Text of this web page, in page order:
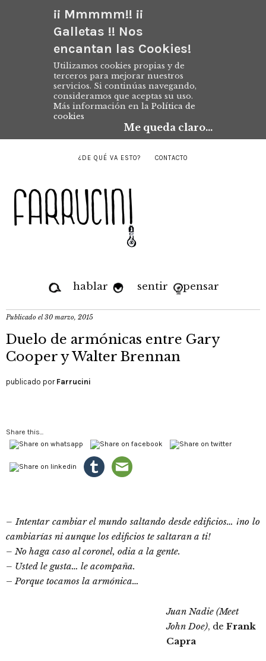
¡¡ Mmmmm!! ¡¡
Galletas !! Nos
encantan las Cookies!
Utilizamos cookies propias y de
terceros para mejorar nuestros
servicios. Si continúas navegando,
consideramos que aceptas su uso.
Más información en la Política de
cookies
Me queda claro...
¿DE QUÉ VA ESTO? CONTACTO
hablar sentir pensar
Publicado el30 marzo, 2015
Duelo de armónicas entre Gary
Cooper y Walter Brennan
publicado por Farrucini
Share this...
– Intentar cambiar el mundo saltando desde edificios… ¡no lo
cambiarías ni aunque los edificios te saltaran a ti!
– No haga caso al coronel, odia a la gente.
– Usted le gusta… le acompaña.
–Porque tocamos la armónica…
Juan Nadie (Meet
John Doe), de Frank
Capra